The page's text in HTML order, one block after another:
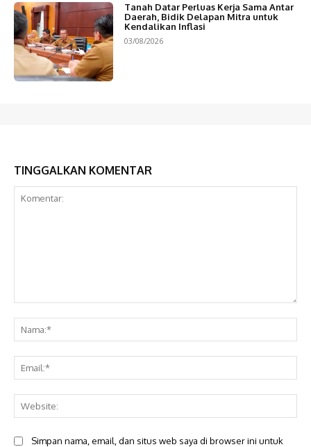
Tanah Datar Perluas Kerja Sama Antar
Daerah, Bidik Delapan Mitra untuk
Kendalikan Inflasi
03/08/2026
TINGGALKAN KOMENTAR
Simpan nama, email, dan situs web saya di browser ini untuk